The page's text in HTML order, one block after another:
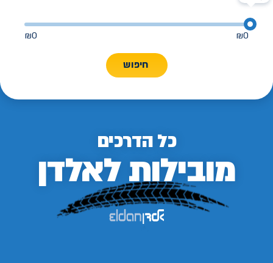
₪0
₪0
חיפוש
כל הדרכים
מובילות לאלדן